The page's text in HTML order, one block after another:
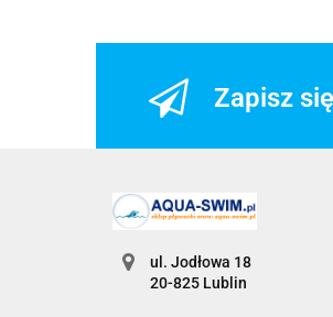
Zapisz
ul. Jodłowa 18
20-825 Lublin